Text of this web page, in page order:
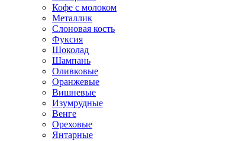
Кофе с молоком
Металлик
Слоновая кость
Фуксия
Шоколад
Шампань
Оливковые
Оранжевые
Вишневые
Изумрудные
Венге
Ореховые
Янтарные